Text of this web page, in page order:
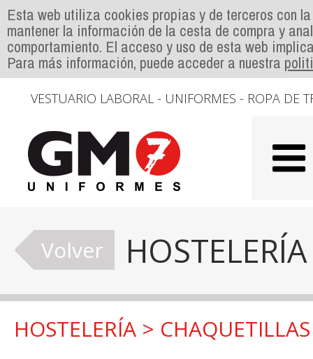
Esta web utiliza cookies propias y de terceros con
mantener la información de la cesta de compra y
comportamiento. El acceso y uso de esta web
Para más información, puede acceder a nuestra
VESTUARIO LABORAL - UNIFORMES - ROPA DE
Volver HOSTELERÍA
HOSTELERÍA >